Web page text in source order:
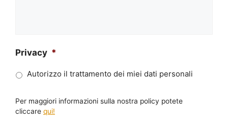
Privacy *
Autorizzo il trattamento dei miei dati personali
Per maggiori informazioni sulla nostra policy potete
cliccare qui!